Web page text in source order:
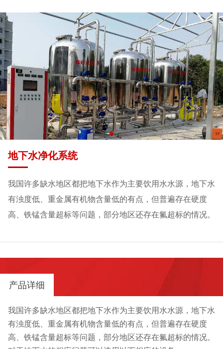
地下水净化系统
我国许多缺水地区都把地下水作为主要饮用水水源，地下水
有浊度低、重金属有机物含量低的有点，但普遍存在硬度
高、铁锰含量超标等问题，部分地区还存在氟超标的情况。
产品详细
我国许多缺水地区都把地下水作为主要饮用水水源，地下水
有浊度低、重金属有机物含量低的有点，但普遍存在硬度
高、铁锰含量超标等问题，部分地区还存在氟超标的情况。